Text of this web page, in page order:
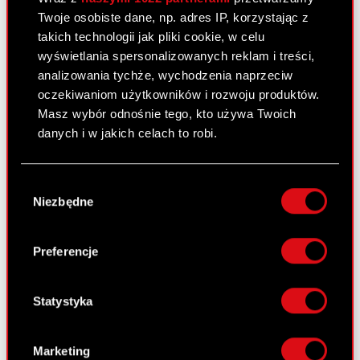
Twoje osobiste dane, np. adres IP, korzystając z
takich technologii jak pliki cookie, w celu
wyświetlania spersonalizowanych reklam i treści,
analizowania tychże, wychodzenia naprzeciw
oczekiwaniom użytkowników i rozwoju produktów.
Masz wybór odnośnie tego, kto używa Twoich
danych i w jakich celach to robi.
lokalizacji geograficznej z dokładnością nawet
Identyfikować Twoje urządzenie, aktywnie
analizując charakteryzującego je zbiory
palca)
osobiste dane są przetwarzane oraz ustaw własne
zgody
Niezbędne
Preferencje
Statystyka
Marketing
PDF
Projekty uchwał Zwyczajnego Walnego
Zgromadzenia Akcjonariuszy
PDF Pobierz załącznik
PDF
Ogłoszenie o zwołaniu Zwyczajnego
31 maja 2011
uchwały w przedmiocie skierowania do